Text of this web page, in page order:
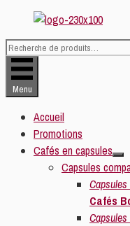
au
contenu
Recherche
pour :
Menu
Accueil
Promotions
Cafés en capsules
Capsules
Cafés